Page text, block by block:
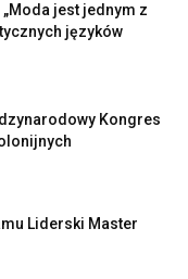
jest jednym z
języków
Kongres
Liderski Master